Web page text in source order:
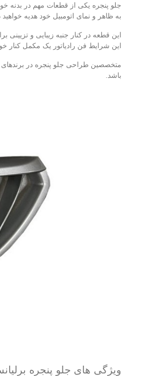
جلو پنجره یکی از قطعات مهم در بدنه
به ظاهر و نمای اتومبیل خود هدیه خواهید
این قطعه در کنار جنبه زیبایی و
این شرایط فن رادیاتور یک مکمل کنار
متخصصین طراحی جلو پنجره در
باشد.
ویژگی‌ های جلو پنجره برلیانس